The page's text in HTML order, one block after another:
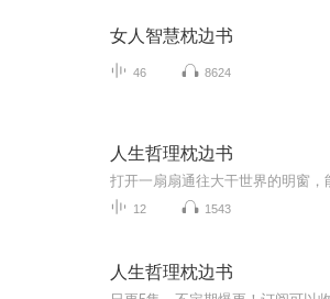
女人智慧枕边书
46 8624
人生哲理枕边书
12 1543
人生哲理枕边书